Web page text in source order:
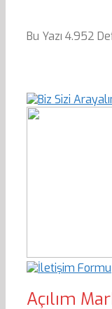
Bu Yazı 4.952
Açılım